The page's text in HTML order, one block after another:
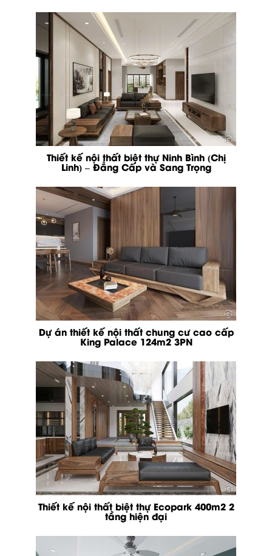
Thiết kế nội thất biệt thự Ninh Bình (Chị
Linh) – Đẳng Cấp và Sang Trọng
Dự án thiết kế nội thất chung cư cao cấp
King Palace 124m2 3PN
Thiết kế nội thất biệt thự Ecopark 400m2 2
tầng hiện đại